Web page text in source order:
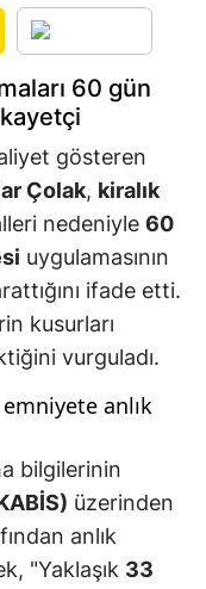
60 gün
gösteren
Çolak, kiralık
nedeniyle 60
uygulamasının
ifade etti.
kusurları
vurguladı.
anlık
bilgilerinin
üzerinden
anlık
"Yaklaşık 33